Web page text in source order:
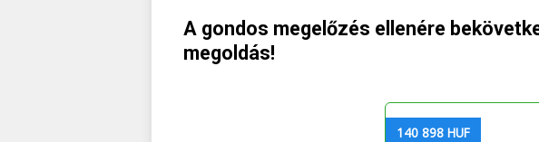
A gondos megelőzés ellenére
megoldás!
140 898 HUF